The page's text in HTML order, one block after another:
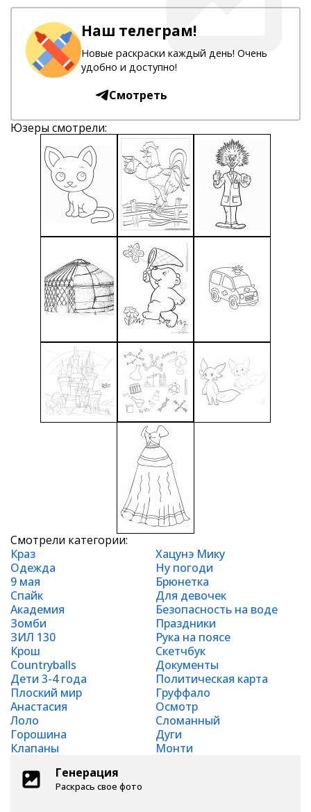
Наш телеграм!
Новые раскраски каждый день! Очень
удобно и доступно!
Смотреть
Юзеры смотрели:
Смотрели категории:
Краз
Хацунэ Мику
Одежда
Ну погоди
9 мая
Брюнетка
Спайк
Для девочек
Академия
Безопасность на воде
Зомби
Праздники
ЗИЛ 130
Рука на поясе
Крош
Скетчбук
Countryballs
Документы
Дети 3-4 года
Политическая карта
Плоский мир
Груффало
Анастасия
Осмотр
Лоло
Сломанный
Горошина
Дуги
Клапаны
Монти
Генерация
Раскрась свое фото